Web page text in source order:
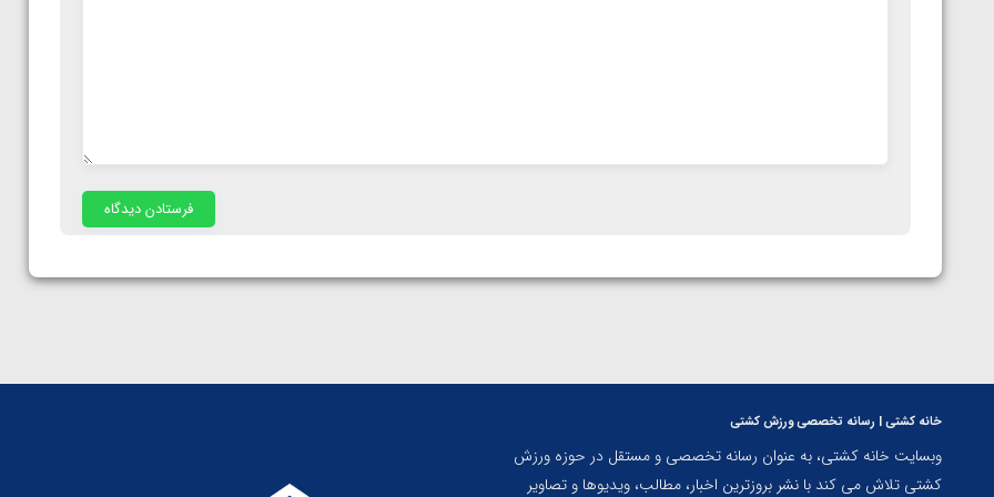
خانه کشتی | رسانه تخصصی ورزش کشتی
وبسایت خانه کشتی، به عنوان رسانه تخصصی و مستقل در حوزه ورزش
کشتی تلاش می کند با نشر بروزترین اخبار، مطالب، ویدیوها و تصاویر